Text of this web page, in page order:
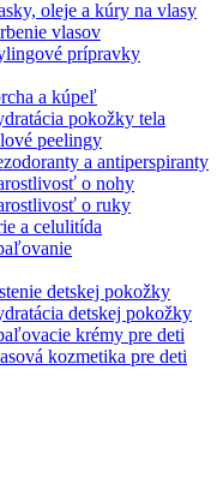
oleje a kúry na vlasy
vlasov
prípravky
a kúpeľ
pokožky tela
peelingy
a antiperspiranty
o nohy
o ruky
a celulitída
detskej pokožky
detskej pokožky
krémy pre deti
kozmetika pre deti